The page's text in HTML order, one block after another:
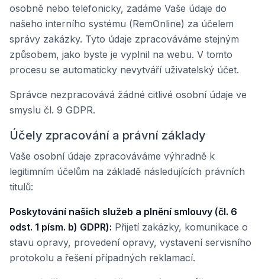
osobně nebo telefonicky, zadáme Vaše údaje do
našeho interního systému (RemOnline) za účelem
správy zakázky. Tyto údaje zpracováváme stejným
způsobem, jako byste je vyplnil na webu. V tomto
procesu se automaticky nevytváří uživatelský účet.
Správce nezpracovává žádné citlivé osobní údaje ve
smyslu čl. 9 GDPR.
Účely zpracování a právní základy
Vaše osobní údaje zpracováváme výhradně k
legitimním účelům na základě následujících právních
titulů:
Poskytování našich služeb a plnění smlouvy (čl. 6
odst. 1 písm. b) GDPR): Přijetí zakázky, komunikace o
stavu opravy, provedení opravy, vystavení servisního
protokolu a řešení případných reklamací.